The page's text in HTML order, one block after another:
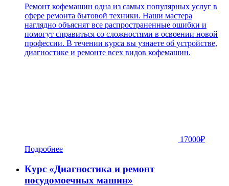
Ремонт кофемашин одна из самых популярных услуг в
сфере ремонта бытовой техники. Наши мастера
наглядно объяснят все распространенные ошибки и
помогут справиться со сложностями в освоении новой
профессии. В течении курса вы узнаете об устройстве,
диагностике и ремонте всех видов кофемашин.
17000₽
Подробнее
Курс «Диагностика и ремонт
посудомоечных машин»